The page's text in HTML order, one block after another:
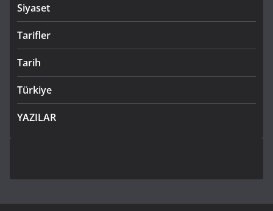
Siyaset
Tarifler
Tarih
Türkiye
YAZILAR